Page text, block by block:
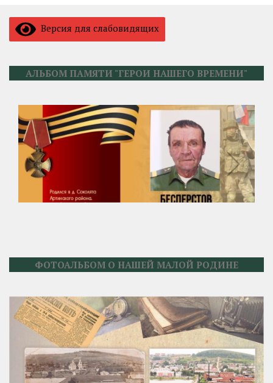
Версия для слабовидящих
АЛЬБОМ ПАМЯТИ "ГЕРОИ НАШЕГО ВРЕМЕНИ"
ФОТОАЛЬБОМ О НАШЕЙ МАЛОЙ РОДИНЕ